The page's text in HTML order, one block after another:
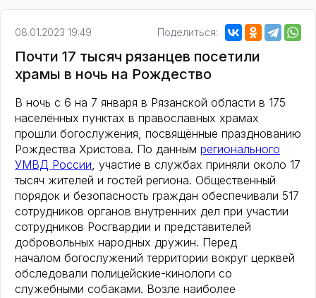
08.01.2023 19:49 Поделиться:
Почти 17 тысяч рязанцев посетили
храмы в ночь на Рождество
В ночь с 6 на 7 января в Рязанской области в 175
населённых пунктах в православных храмах
прошли богослужения, посвящённые празднованию
Рождества Христова. По данным регионального
УМВД России, участие в службах приняли около 17
тысяч жителей и гостей региона. Общественный
порядок и безопасность граждан обеспечивали 517
сотрудников органов внутренних дел при участии
сотрудников Росгвардии и представителей
добровольных народных дружин. Перед
началом богослужений территории вокруг церквей
обследовали полицейские-кинологи со
служебными собаками. Возле наиболее